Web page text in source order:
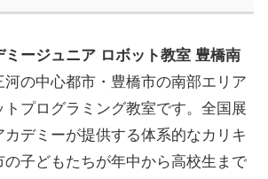
ミージュニア ロボット教室 豊橋南
河の中心都市・豊橋市の南部エリア
トプログラミング教室です。全国展
カデミーが提供する体系的なカリキ
の子どもたちが年中から高校生まで